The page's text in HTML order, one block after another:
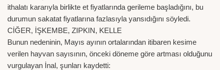
ithalatı kararıyla birlikte et fiyatlarında gerileme başladığını, bu
durumun sakatat fiyatlarına fazlasıyla yansıdığını söyledi.
CİĞER, İŞKEMBE, ZIPKIN, KELLE
Bunun nedeninin, Mayıs ayının ortalarından itibaren kesime
verilen hayvan sayısının, önceki döneme göre artması olduğunu
vurgulayan İnal, şunları kaydetti: